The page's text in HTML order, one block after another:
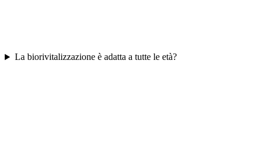
La biorivitalizzazione è adatta a tutte le età?